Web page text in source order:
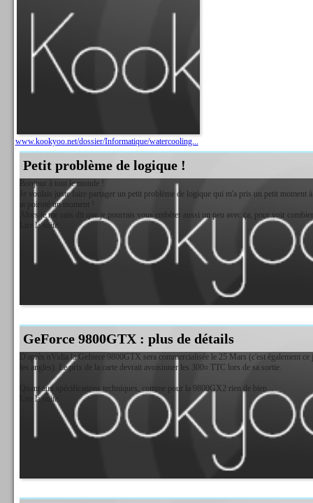
www.kookyoo.net/dossier/Informatique/watercooling...
Petit problème de logique !
Bonjour à tout le monde !
Je voulais juste faire partager un petit problème de logique qui m'a pris un petit moment
ai poiroté un moment !
Alors je me suis dit que je pourrais vous embêter aussi un peu avec ça, pour voir
Lire la suite
GeForce 9800GTX : plus de détails
D'après nVidia la Geforce 9800GTX sera commercialisée le 25 Mars (c'est également ce
les angles). Le prix de la carte devrait avoisinner les 300¤ TTC lors de sa sortie.
Quant aux spécifications techniques, comme pour la 9800GX2 rien de bien...
Lire la suite